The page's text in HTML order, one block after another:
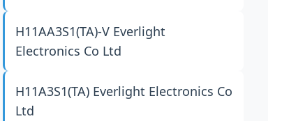
H11AA3S1(TA)-V Everlight
Electronics Co Ltd
H11A3S1(TA) Everlight Electronics Co
Ltd